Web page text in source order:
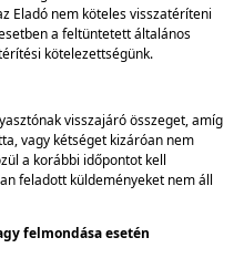
Eladó nem köteles visszatéríteni
a feltüntetett általános
kötelezettségünk.
visszajáró összeget, amíg
vagy kétséget kizáróan nem
a korábbi időpontot kell
feladott küldeményeket nem áll
felmondása esetén